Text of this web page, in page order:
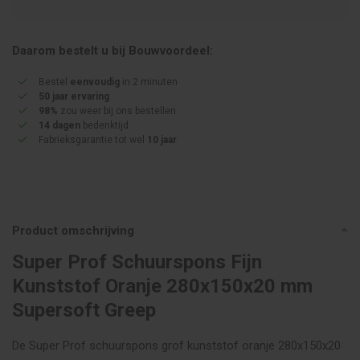
Daarom bestelt u bij Bouwvoordeel:
Bestel eenvoudig in 2 minuten
50 jaar ervaring
98% zou weer bij ons bestellen
14 dagen bedenktijd
Fabrieksgarantie tot wel 10 jaar
Product omschrijving
Super Prof Schuurspons Fijn
Kunststof Oranje 280x150x20 mm
Supersoft Greep
De Super Prof schuurspons grof kunststof oranje 280x150x20